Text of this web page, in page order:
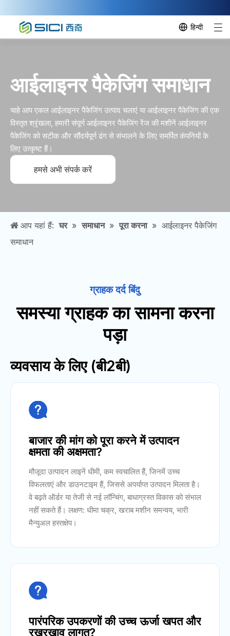
हिन्दी
आईलाइनर पैकेजिंग समाधान
चाहे आप एकल आईलाइनर पैकेजिंग उत्पाद चलाएं या आईलाइनर पैकेजिंग की एक
विस्तृत श्रृंखला, हमारी संपूर्ण आईलाइनर पैकेजिंग रेंज की मशीनें आईलाइनर
पैकेजिंग को सटीक और सौंदर्यपूर्ण ढंग से संभालने के लिए समर्पित कंपनियों के
लिए उत्कृष्ट हैं।
हमसे अभी संपर्क करें
आप यहां हैं: घर » समाधान » पूरा करना » आईलाइनर पैकेजिंग
समाधान
ग्राहक दर्द बिंदु
समस्या ग्राहक का सामना करना
पड़ा
व्यवसाय के लिए (बी2बी)

बाजार की मांग को पूरा करने में उत्पादन
क्षमता की अक्षमता?
मौजूदा उत्पादन लाइनें धीमी, कम स्वचालित हैं, जिनमें उच्च
विफलताएं और डाउनटाइम हैं, जिससे अपर्याप्त उत्पादन मिलता है।
वे बढ़ते ऑर्डर या तेजी से नई लॉन्चिंग, बाधाग्रस्त विकास को संभाल
नहीं सकते हैं। लक्षण: धीमा चक्र, खराब मशीन समन्वय, भारी
मैन्युअल हस्तक्षेप।

पारंपरिक उपकरणों की उच्च ऊर्जा खपत और
रखरखाव लागत?